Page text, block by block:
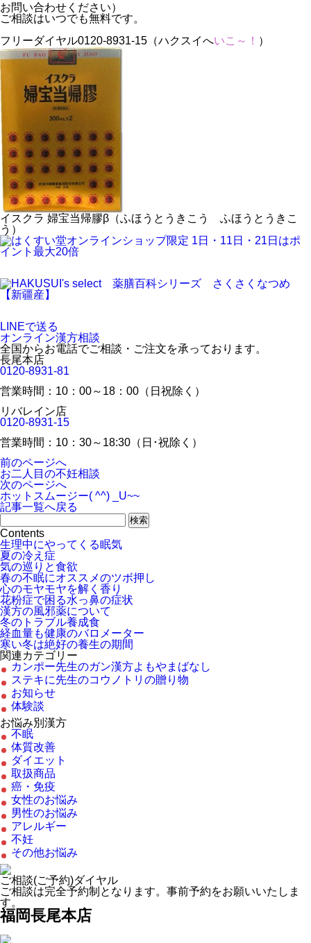
お問い合わせください）
ご相談はいつでも無料です。
フリーダイヤル0120-8931-15（ハクスイへいこ～！ ）
イスクラ 婦宝当帰膠β（ふほうとうきこう ふほうとうきこ
う）
LINEで送る
オンライン漢方相談
全国からお電話でご相談・ご注文を承っております。
長尾本店
0120-8931-81
営業時間：10：00～18：00（日祝除く）
リバレイン店
0120-8931-15
営業時間：10：30～18:30（日･祝除く）
前のページへ
お二人目の不妊相談
次のページへ
ホットスムージー( ^^) _U~~
記事一覧へ戻る
Contents
生理中にやってくる眠気
夏の冷え症
気の巡りと食欲
春の不眠にオススメのツボ押し
心のモヤモヤを解く香り
花粉症で困る水っ鼻の症状
漢方の風邪薬について
冬のトラブル養成食
経血量も健康のバロメーター
寒い冬は絶好の養生の期間
関連カテゴリー
カンポー先生のガン漢方よもやまばなし
ステキに先生のコウノトリの贈り物
お知らせ
体験談
お悩み別漢方
不眠
体質改善
ダイエット
取扱商品
癌・免疫
女性のお悩み
男性のお悩み
アレルギー
不妊
その他お悩み
ご相談(ご予約)ダイヤル
ご相談は完全予約制となります。事前予約をお願いいたしま
す。
福岡長尾本店